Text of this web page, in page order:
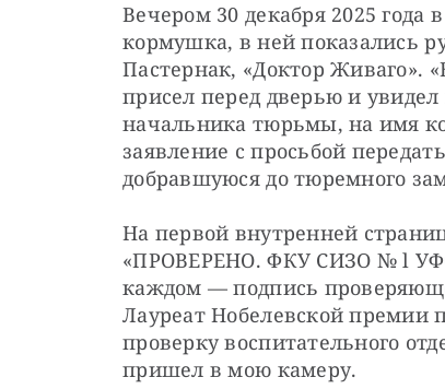
Вечером 30 декабря 2025
кормушка, в ней показались
Пастернак, «Доктор Живаго».
присел перед дверью и
начальника тюрьмы, на имя
заявление с просьбой
добравшуюся до тюремного
На первой внутренней
«ПРОВЕРЕНО. ФКУ СИЗО № l
каждом — подпись
Лауреат Нобелевской премии
проверку воспитательного
пришел в мою камеру.